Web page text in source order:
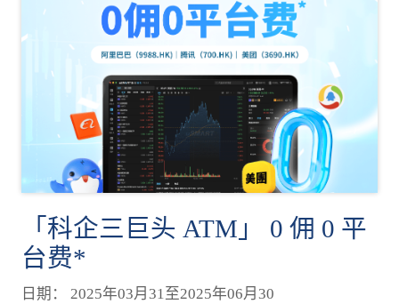
「科企三巨头 ATM」 0 佣 0 平
台费*
日期： 2025年03月31至2025年06月30